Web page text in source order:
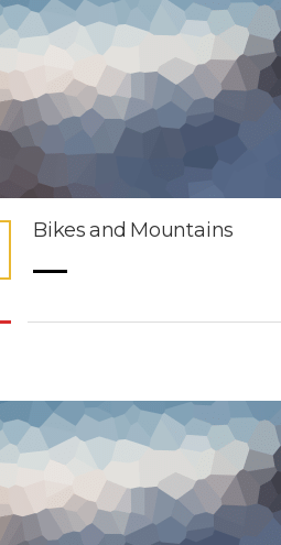
Bikes and Mountains